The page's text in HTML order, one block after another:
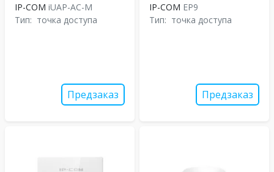
IP-COM iUAP-AC-M
Тип: точка доступа
Предзаказ
IP-COM EP9
Тип: точка доступа
Предзаказ